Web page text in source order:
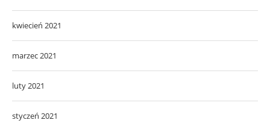
kwiecień 2021
marzec 2021
luty 2021
styczeń 2021